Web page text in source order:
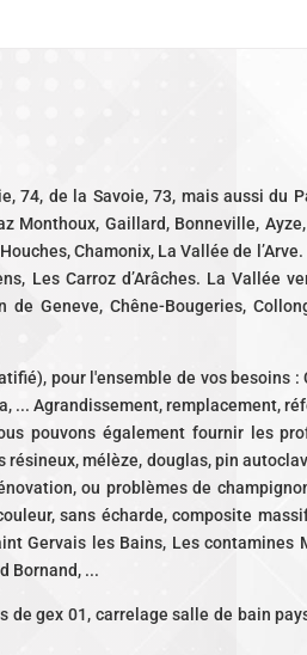
de la Savoie, 73, mais aussi du
Gaillard, Bonneville,
Chamonix, La Vallée de
Les Carroz d’Arâches. La Vallée
Geneve, Chêne-Bougeries,
pour l'ensemble de vos besoins
... Agrandissement, remplacement,
pouvons également fournir les
mélèze, douglas, pin
ou problèmes de
sans écharde, composite
Gervais les Bains, Les
Bornand, ...
gex 01, carrelage salle de bain